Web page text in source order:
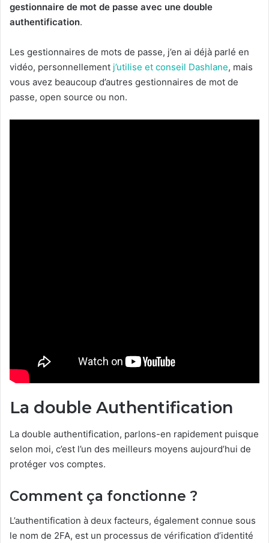
gestionnaire de mot de passe avec une double
authentification.
Les gestionnaires de mots de passe, j’en ai déjà parlé en
vidéo, personnellement j’utilise et conseil Dashlane, mais
vous avez beaucoup d’autres gestionnaires de mot de
passe, open source ou non.
La double Authentification
La double authentification, parlons-en rapidement puisque
selon moi, c’est l’un des meilleurs moyens aujourd’hui de
protéger vos comptes.
Comment ça fonctionne ?
L’authentification à deux facteurs, également connue sous
le nom de 2FA, est un processus de vérification d’identité